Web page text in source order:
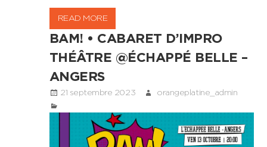
READ MORE
BAM! • CABARET D’IMPRO
THÉÂTRE @ÉCHAPPÉ BELLE –
ANGERS
21 septembre 2023 orangeplatine_admin